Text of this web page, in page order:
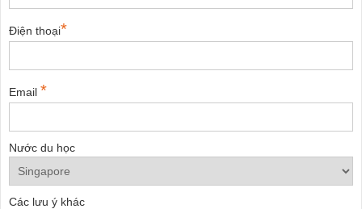
Điện thoại*
Email *
Nước du học
Các lưu ý khác